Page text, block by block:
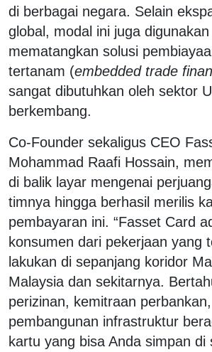
di berbagai negara. Selain
global, modal ini juga
mematangkan solusi
tertanam (embedded trade
sangat dibutuhkan oleh sektor
berkembang.
Co-Founder sekaligus CEO
Mohammad Raafi Hossain,
di balik layar mengenai
timnya hingga berhasil merilis
pembayaran ini. “Fasset Card
konsumen dari pekerjaan yang
lakukan di sepanjang koridor
Malaysia dan sekitarnya.
perizinan, kemitraan
pembangunan infrastruktur
kartu yang bisa Anda simpan di